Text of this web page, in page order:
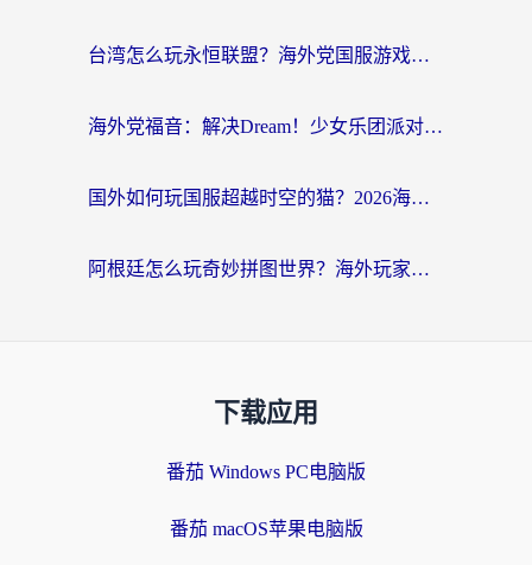
台湾怎么玩永恒联盟？海外党国服游戏加速器选择全攻略（附3大热门游戏实测）
海外党福音：解决Dream！少女乐团派对！国外延迟的实用指南，附北美英国游戏加速方案
国外如何玩国服超越时空的猫？2026海外党必看的加速器选择指南
阿根廷怎么玩奇妙拼图世界？海外玩家国服游戏加速全攻略（附帕斯卡契约战舰少女解决方案）
下载应用
番茄 Windows PC电脑版
番茄 macOS苹果电脑版